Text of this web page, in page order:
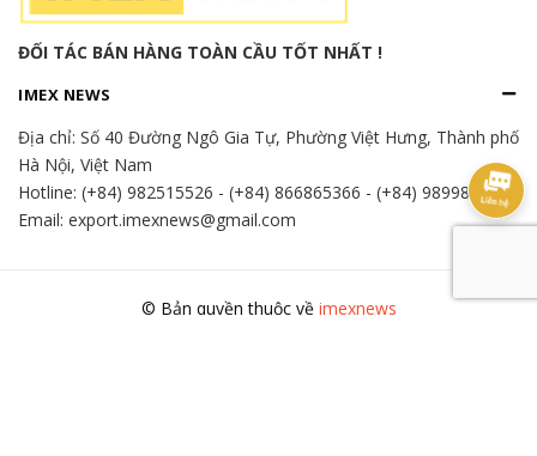
ĐỐI TÁC BÁN HÀNG TOÀN CẦU TỐT NHẤT !
IMEX NEWS
Địa chỉ: Số 40 Đường Ngô Gia Tự, Phường Việt Hưng, Thành phố
Hà Nội, Việt Nam
Hotline: (+84) 982515526 - (+84) 866865366 - (+84) 989989346
Email: export.imexnews@gmail.com
© Bản quyền thuộc về imexnews